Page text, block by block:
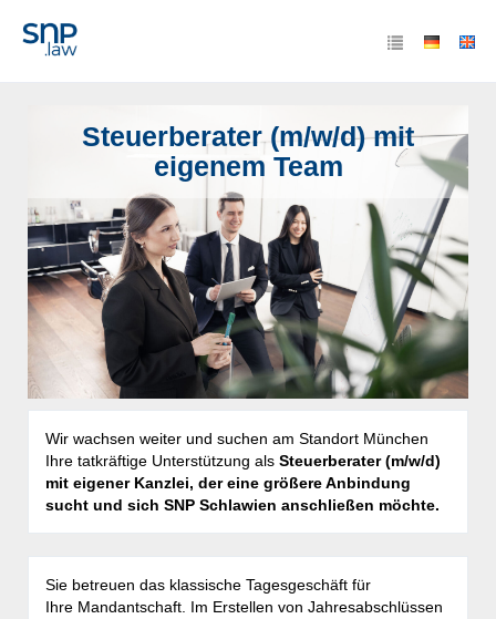
Steuerberater (m/w/d) mit
eigenem Team
Wir wachsen weiter und suchen am Standort München
Ihre tatkräftige Unterstützung als Steuerberater (m/w/d)
mit eigener Kanzlei, der eine größere Anbindung
sucht und sich SNP Schlawien anschließen möchte.
Sie betreuen das klassische Tagesgeschäft für
Ihre Mandantschaft. Im Erstellen von Jahresabschlüssen